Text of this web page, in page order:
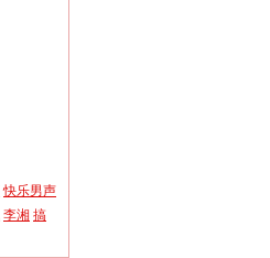
快乐男声
李湘 搞